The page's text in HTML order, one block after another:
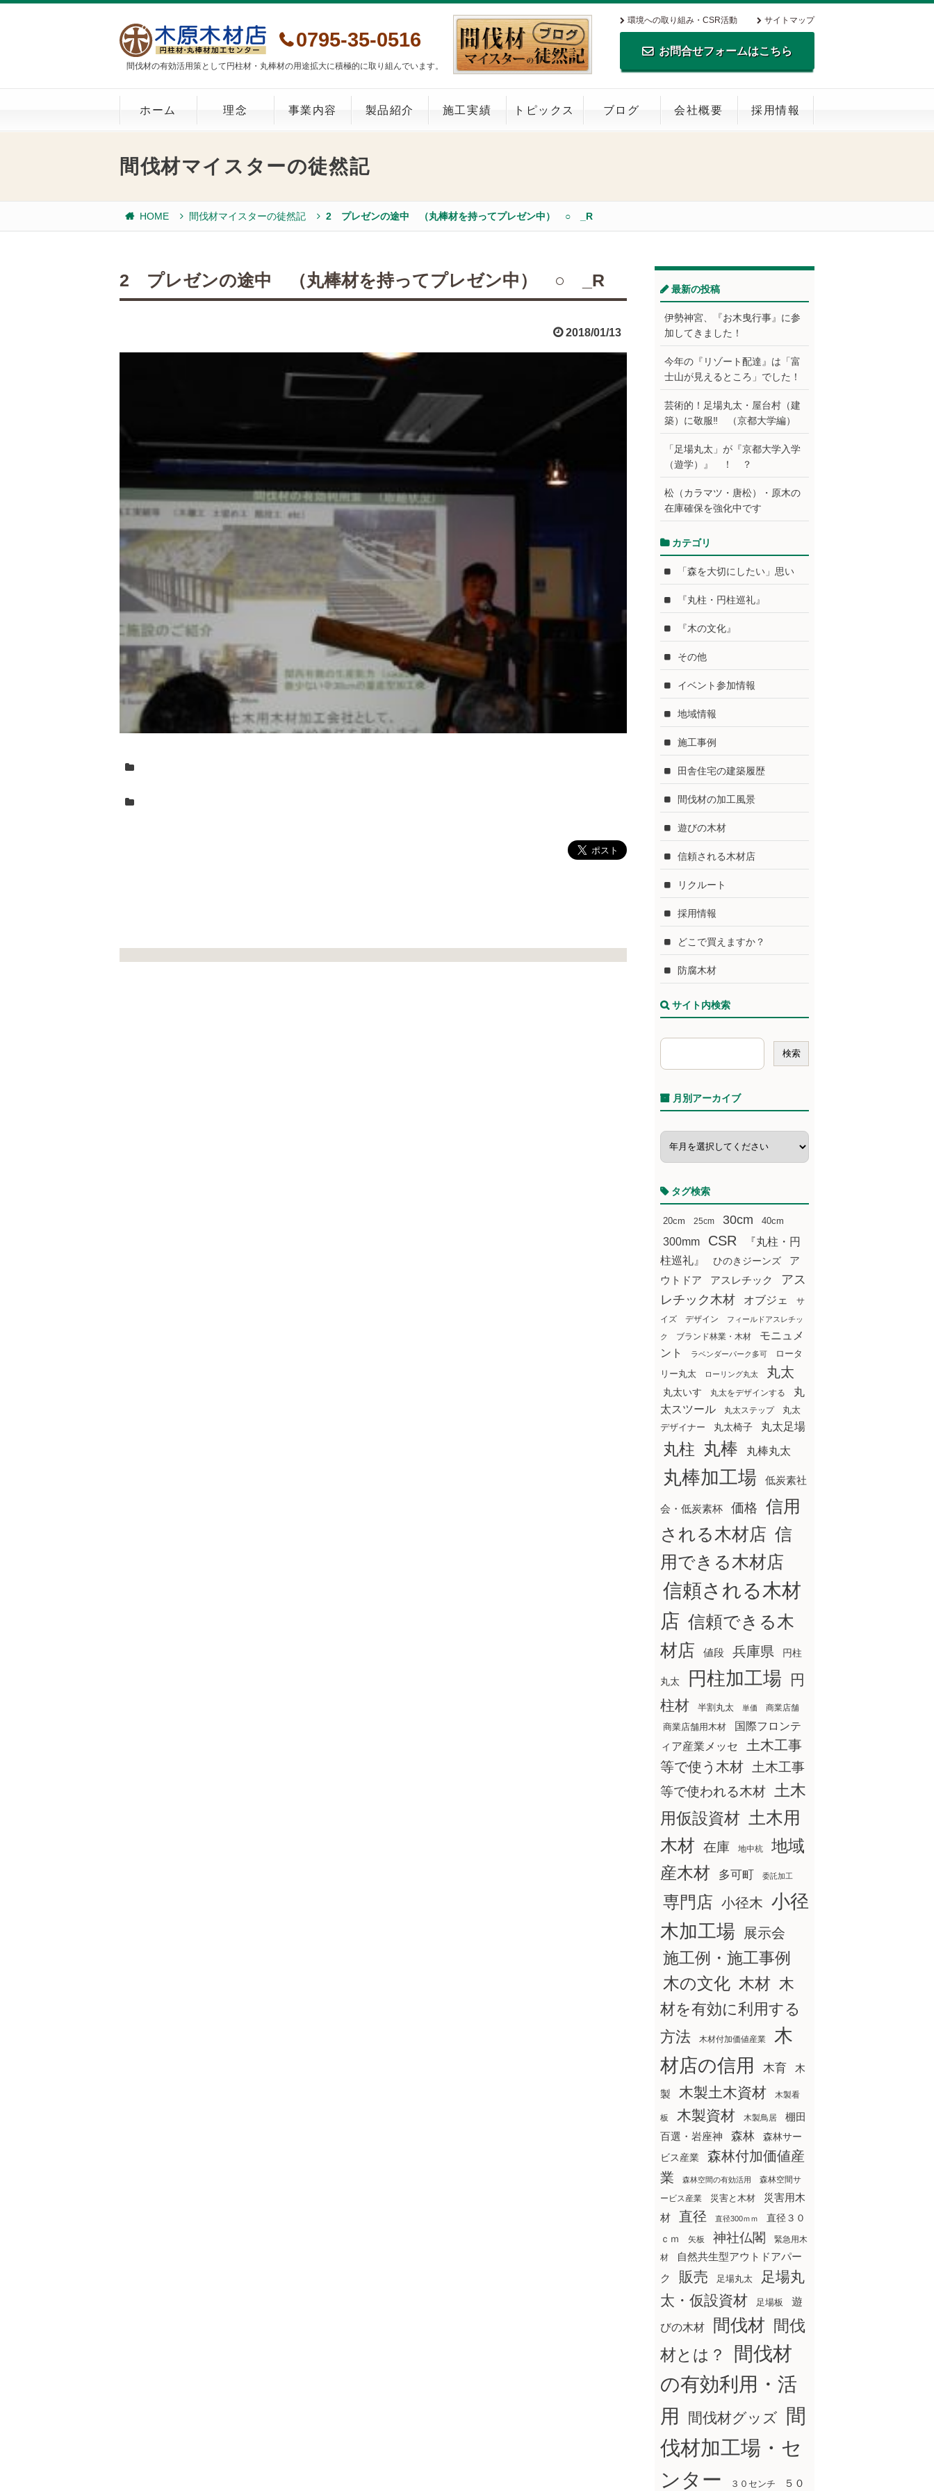
間伐材の有効活用策として円柱材・丸棒材の用途拡大に積極的に取り組んでいます。
0795-35-0516
環境への取り組み・CSR活動 サイトマップ
お問合せフォームはこちら
TEL.0795-35-0516 FAX.0795-35-
0269
ホーム 理念 事業内容 製品紹介 施工実績 トピックス ブログ 会社概要 採用情報
間伐材マイスターの徒然記
HOME 間伐材マイスターの徒然記 2 プレゼンの途中 （丸棒材を持ってプレゼン中） ○ _R
2 プレゼンの途中 （丸棒材を持ってプレゼン中） ○ _R
2018/01/13
最新の投稿
伊勢神宮、『お木曳行事』に参
加してきました！
今年の『リゾート配達』は「富
士山が見えるところ」でした！
芸術的！足場丸太・屋台村（建
築）に敬服‼ （京都大学編）
「足場丸太」が『京都大学入学
（遊学）』 ！ ？
松（カラマツ・唐松）・原木の
在庫確保を強化中です
カテゴリ
「森を大切にしたい」思い
『丸柱・円柱巡礼』
『木の文化』
その他
イベント参加情報
地域情報
施工事例
田舎住宅の建築履歴
間伐材の加工風景
遊びの木材
信頼される木材店
リクルート
採用情報
どこで買えますか？
防腐木材
サイト内検索
月別アーカイブ
タグ検索
20cm 25cm 30cm 40cm
300mm CSR
『丸柱・円
柱巡礼』
ひのきジーンズ
ア
ウトドア
アスレチック
アス
レチック木材
オブジェ
サ
イズ
デザイン フィールドアスレチッ
ク ブランド林業・木材
モニュメ
ント
ラベンダーパーク多可
ロータ
リー丸太
ローリング丸太 丸太
丸太いす 丸太をデザインする
丸
太スツール
丸太ステップ
丸太
デザイナー
丸太椅子 丸太足場
丸柱 丸棒 丸棒丸太
丸棒加工場 低炭素社
会・低炭素杯 価格
信用
される木材店 信
用できる木材店
信頼される木材
店 信頼できる木
材店
値段 兵庫県 円柱
丸太 円柱加工場
円
柱材
半割丸太 単価 商業店舗
商業店舗用木材
国際フロンテ
ィア産業メッセ
土木工事
等で使う木材
土木工事
等で使われる木材
土木
用仮設資材 土木用
木材 在庫 地中杭
地域
産木材
多可町 委託加工
専門店 小径木 小径
木加工場
展示会
施工例・施工事例
木の文化 木材 木
材を有効に利用する
方法
木材付加価値産業
木
材店の信用
木育 木
製 木製土木資材 木製看
板 木製資材 木製鳥居
棚田
百選・岩座神
森林
森林サー
ビス産業
森林付加価値産
業
森林空間の有効活用
森林空間サ
ービス産業
災害と木材
災害用木
材
直径 直径300ｍｍ
直径３０
ｃｍ
矢板 神社仏閣
緊急用木
材
自然共生型アウトドアパー
ク
販売 足場丸太
足場丸
太・仮設資材
足場板 遊
びの木材 間伐材 間伐
材とは？
間伐材
の有効利用・活
用
間伐材グッズ
間
伐材加工場・セ
ンター
３０センチ ５０